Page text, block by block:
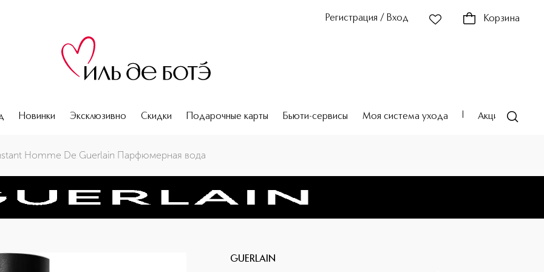
Регистрация / Вход Корзина
Новинки Эксклюзивно Скидки Подарочные карты Бьюти-сервисы Моя система ухода Акции
Homme De Guerlain Парфюмерная вода
GUERLAIN